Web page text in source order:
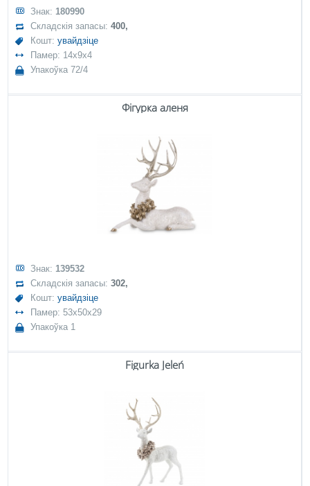
Знак: 180990
Складскія запасы:400,
Кошт:увайдзіце
Памер: 14x9x4
Упакоўка 72/4
Фігурка аленя
Знак: 139532
Складскія запасы:302,
Кошт:увайдзіце
Памер: 53x50x29
Упакоўка 1
Figurka Jeleń